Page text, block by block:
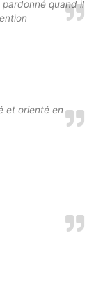
quand il
et orienté en